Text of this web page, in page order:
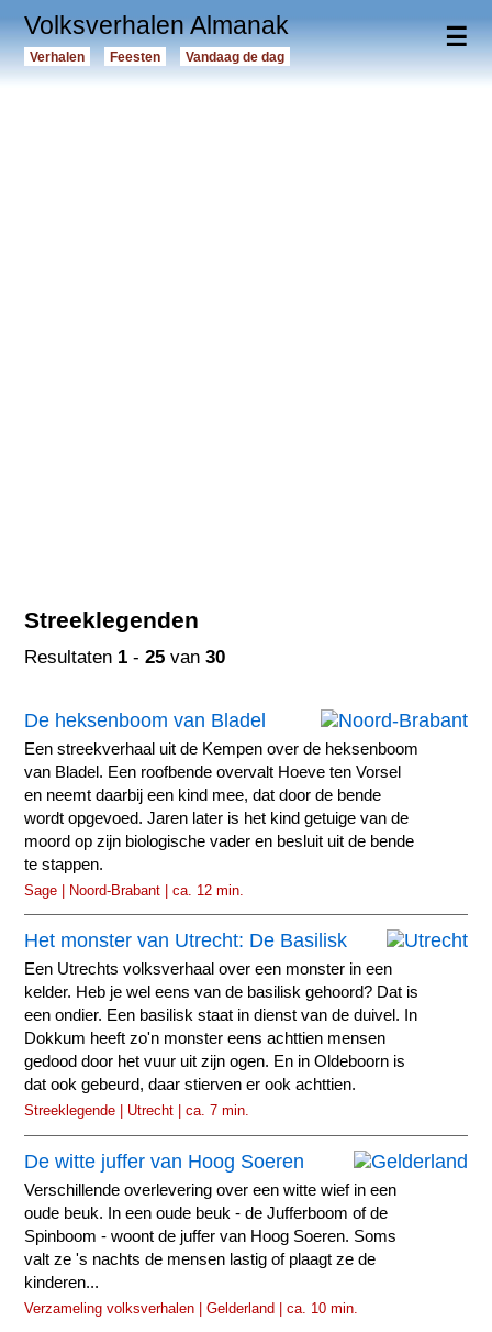
☰
Volksverhalen Almanak
Verhalen Feesten Vandaag de dag
Streeklegenden
Resultaten 1 -25 van30
De heksenboom van Bladel
Een streekverhaal uit de Kempen over de heksenboom
van Bladel. Een roofbende overvalt Hoeve ten Vorsel
en neemt daarbij een kind mee, dat door de bende
wordt opgevoed. Jaren later is het kind getuige van de
moord op zijn biologische vader en besluit uit de bende
te stappen.
Sage | Noord-Brabant | ca. 12 min.
Het monster van Utrecht: De Basilisk
Een Utrechts volksverhaal over een monster in een
kelder. Heb je wel eens van de basilisk gehoord? Dat is
een ondier. Een basilisk staat in dienst van de duivel. In
Dokkum heeft zo'n monster eens achttien mensen
gedood door het vuur uit zijn ogen. En in Oldeboorn is
dat ook gebeurd, daar stierven er ook achttien.
Streeklegende | Utrecht | ca. 7 min.
De witte juffer van Hoog Soeren
Verschillende overlevering over een witte wief in een
oude beuk. In een oude beuk - de Jufferboom of de
Spinboom - woont de juffer van Hoog Soeren. Soms
valt ze 's nachts de mensen lastig of plaagt ze de
kinderen...
Verzameling volksverhalen | Gelderland | ca. 10 min.